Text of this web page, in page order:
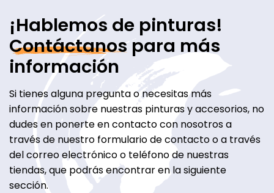
¡Hablemos de pinturas!
Contáctanospara más
información
Si tienes alguna pregunta o necesitas más
información sobre nuestras pinturas y accesorios, no
dudes en ponerte en contacto con nosotros a
través de nuestro formulario de contacto o a través
del correo electrónico o teléfono de nuestras
tiendas, que podrás encontrar en la siguiente
sección.